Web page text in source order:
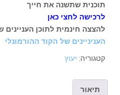
תוכנית שתשנה את חייך
לרכישה לחצי כאן
להצצה חינמית לתוכן העניינים
העניניינים של הקוד ההורמונלי
קטגוריה: יעוץ
תיאור